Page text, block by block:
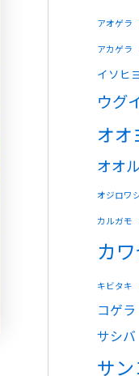
アオゲラ
アカゲラ
イソヒ
ウグ
オオ
オオ
オジロワ
カルガモ
カ
キビタキ
コゲラ
サシバ
サ